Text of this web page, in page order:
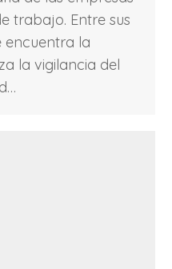
trabajo. Entre sus
encuentra la
la vigilancia del